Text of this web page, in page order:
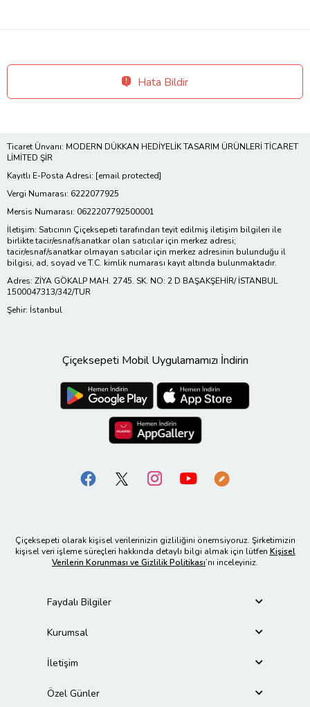
Hata Bildir
Ticaret Ünvanı: MODERN DÜKKAN HEDİYELİK TASARIM ÜRÜNLERİ TİCARET
LİMİTED ŞİR
Kayıtlı E-Posta Adresi: [email protected]
Vergi Numarası: 6222077925
Mersis Numarası: 0622207792500001
İletişim: Satıcının Çiçeksepeti tarafından teyit edilmiş iletişim bilgileri ile
birlikte tacir/esnaf/sanatkar olan satıcılar için merkez adresi;
tacir/esnaf/sanatkar olmayan satıcılar için merkez adresinin bulunduğu il
bilgisi, ad, soyad ve T.C. kimlik numarası kayıt altında bulunmaktadır.
Adres: ZİYA GÖKALP MAH. 2745. SK. NO: 2 D BAŞAKŞEHİR/ İSTANBUL
1500047313/342/TUR
Şehir: İstanbul
Çiçeksepeti Mobil Uygulamamızı İndirin
Çiçeksepeti olarak kişisel verilerinizin gizliliğini önemsiyoruz. Şirketimizin
kişisel veri işleme süreçleri hakkında detaylı bilgi almak için lütfen Kişisel
Verilerin Korunması ve Gizlilik Politikası’nı inceleyiniz.
Faydalı Bilgiler
Kurumsal
İletişim
Özel Günler